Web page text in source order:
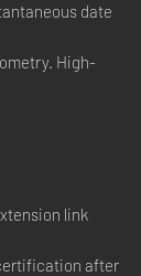
date
High-
link
certification after